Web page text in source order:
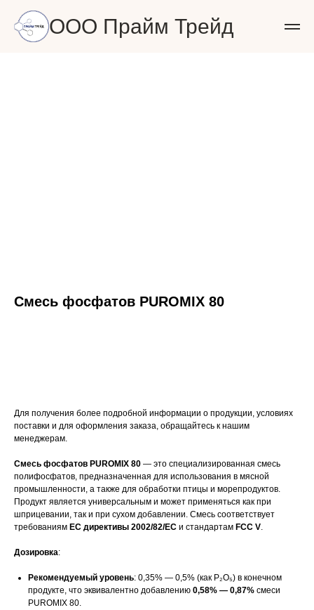
ООО Прайм Трейд
Смесь фосфатов PUROMIX 80
Для получения более подробной информации о продукции, условиях
поставки и для оформления заказа, обращайтесь к нашим
менеджерам.
Смесь фосфатов PUROMIX 80 — это специализированная смесь
полифосфатов, предназначенная для использования в мясной
промышленности, а также для обработки птицы и морепродуктов.
Продукт является универсальным и может применяться как при
шприцевании, так и при сухом добавлении. Смесь соответствует
требованиям ЕС директивы 2002/82/ЕС и стандартам FCC V.
Дозировка:
Рекомендуемый уровень: 0,35% — 0,5% (как P₂O₅) в конечном
продукте, что эквивалентно добавлению 0,58% — 0,87% смеси
PUROMIX 80.